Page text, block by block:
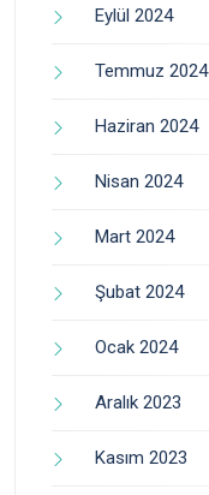
Eylül 2024
Temmuz 2024
Haziran 2024
Nisan 2024
Mart 2024
Şubat 2024
Ocak 2024
Aralık 2023
Kasım 2023